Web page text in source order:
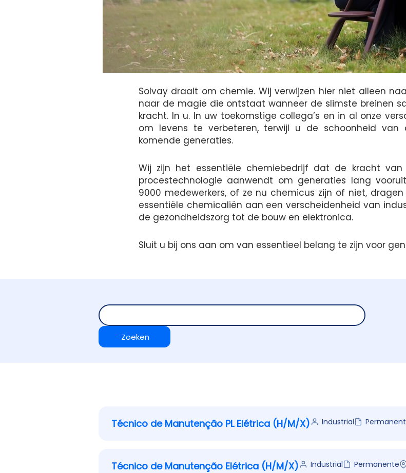
Solvay draait om chemie. Wij verwijzen hier niet alleen
naar de magie die ontstaat wanneer de slimste breinen
kracht. In u. In uw toekomstige collega’s en in al onze
om levens te verbeteren, terwijl u de schoonheid van
komende generaties.
Wij zijn het essentiële chemiebedrijf dat de kracht
procestechnologie aanwendt om generaties lang
9000 medewerkers, of ze nu chemicus zijn of niet,
essentiële chemicaliën aan een verscheidenheid van
de gezondheidszorg tot de bouw en elektronica.
Sluit u bij ons aan om van essentieel belang te zijn voor
Técnico de Manutenção PL Elétrica (H/M/X) Industrial
Técnico de Manutenção Elétrica (H/M/X) Industrial Permanente